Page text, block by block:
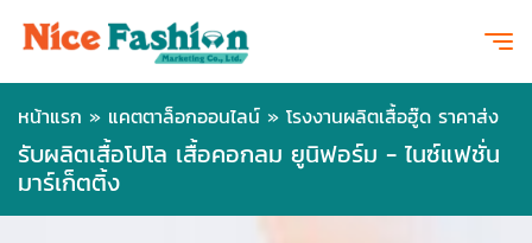
หน้าแรก » แคตตาล็อกออนไลน์ » โรงงานผลิตเสื้อฮู๊ด ราคาส่ง
รับผลิตเสื้อโปโล เสื้อคอกลม ยูนิฟอร์ม - ไนซ์แฟชั่น
มาร์เก็ตติ้ง